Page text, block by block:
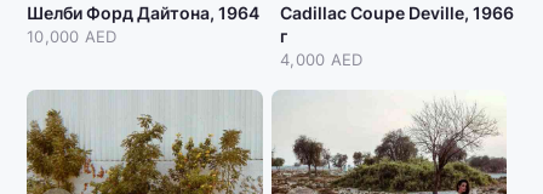
Шелби Форд Дайтона, 1964
10,000 AED
Cadillac Coupe Deville, 1966
г
4,000 AED